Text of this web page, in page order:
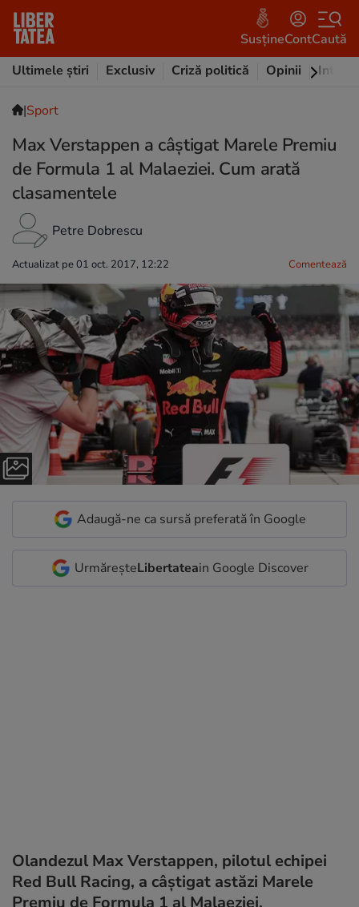
SusțineContCaută
Ultimele știri
Exclusiv Criză politică Opinii
|Sport
Max Verstappen a câștigat Marele Premiu
de Formula 1 al Malaeziei. Cum arată
clasamentele
Petre Dobrescu
Actualizat pe 01 oct. 2017, 12:22 Comentează
Adaugă-ne ca sursă preferată în Google
UrmăreșteLibertateain Google Discover
Olandezul Max Verstappen, pilotul echipei
Red Bull Racing, a câștigat astăzi Marele
Premiu de Formula 1 al Malaeziei,